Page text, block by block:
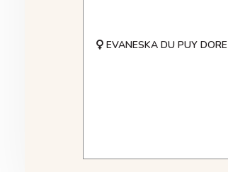
EVANESKA DU PUY DORE